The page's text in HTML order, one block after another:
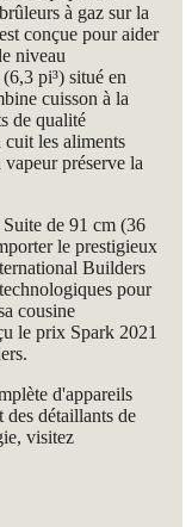
à gaz sur la
conçue pour aider
niveau
pi³) situé en
cuisson à la
de qualité
cuit les aliments
préserve la
de 91 cm (36
le prestigieux
Builders
pour
cousine
le prix Spark 2021
d'appareils
des détaillants de
visitez